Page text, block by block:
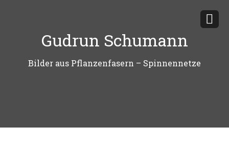
Gudrun Schumann
Bilder aus Pflanzenfasern – Spinnennetze